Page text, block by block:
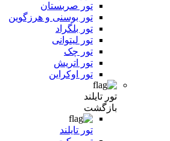
تور صربستان
تور بوسنی و هرزگوین
تور بلگراد
تور لیتوانی
تور چک
تور اتریش
تور اوکراین
تور تایلند
بازگشت
تور تایلند